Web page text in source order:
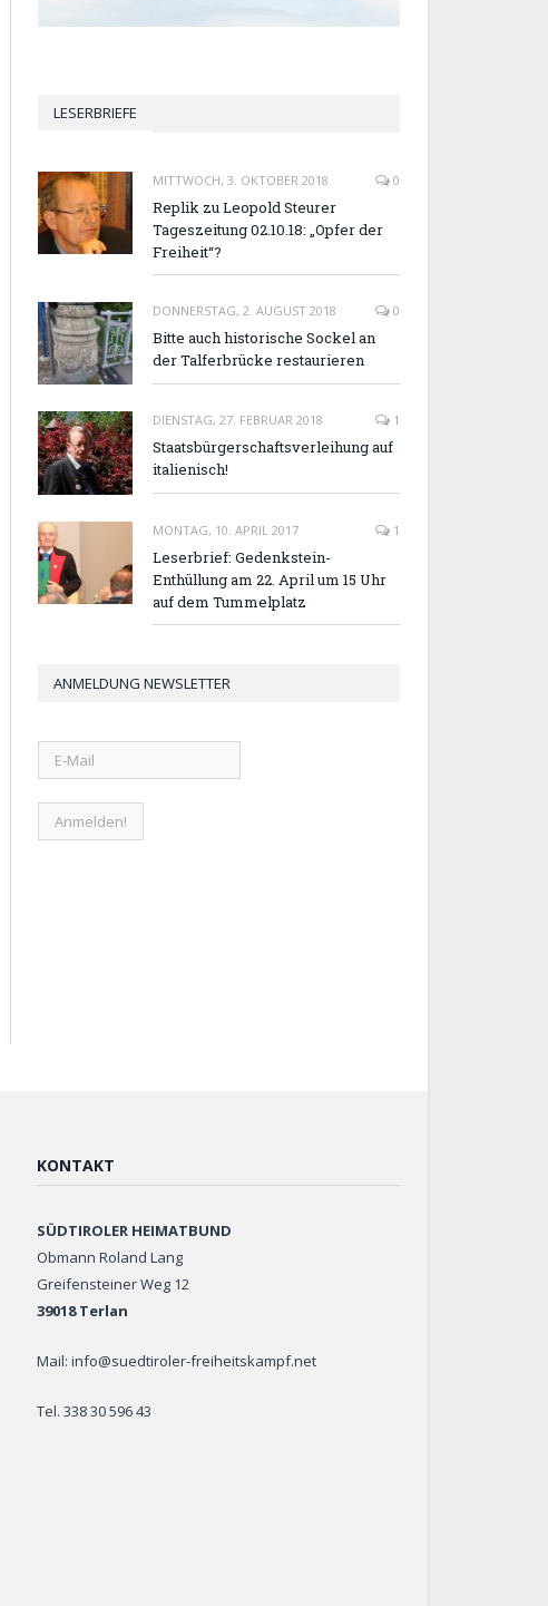
LESERBRIEFE
MITTWOCH, 3. OKTOBER 2018 0
Replik zu Leopold Steurer
Tageszeitung 02.10.18: „Opfer der
Freiheit“?
DONNERSTAG, 2. AUGUST 2018 0
Bitte auch historische Sockel an
der Talferbrücke restaurieren
DIENSTAG, 27. FEBRUAR 2018 1
Staatsbürgerschaftsverleihung auf
italienisch!
MONTAG, 10. APRIL 2017 1
Leserbrief: Gedenkstein-
Enthüllung am 22. April um 15 Uhr
auf dem Tummelplatz
ANMELDUNG NEWSLETTER
KONTAKT
SÜDTIROLER HEIMATBUND
Obmann Roland Lang
Greifensteiner Weg 12
39018 Terlan
Mail: info@suedtiroler-freiheitskampf.net
Tel. 338 30 596 43